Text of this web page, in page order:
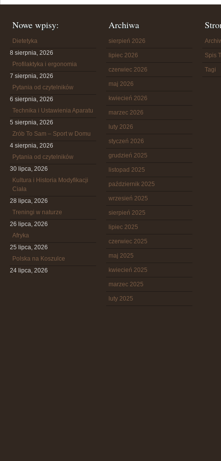
Nowe wpisy:
Dietetyka
8 sierpnia, 2026
Profilaktyka i ergonomia
7 sierpnia, 2026
Pytania od czytelników
6 sierpnia, 2026
Technika i Ustawienia Aparatu
5 sierpnia, 2026
Zrób To Sam – Sport w Domu
4 sierpnia, 2026
Pytania od czytelników
30 lipca, 2026
Kultura i Historia Modyfikacji
Ciała
28 lipca, 2026
Treningi w naturze
26 lipca, 2026
Afryka
25 lipca, 2026
Polska na Koszulce
24 lipca, 2026
Archiwa
sierpień 2026
lipiec 2026
czerwiec 2026
maj 2026
kwiecień 2026
marzec 2026
luty 2026
styczeń 2026
grudzień 2025
listopad 2025
październik 2025
wrzesień 2025
sierpień 2025
lipiec 2025
czerwiec 2025
maj 2025
kwiecień 2025
marzec 2025
luty 2025
Spis
Tagi